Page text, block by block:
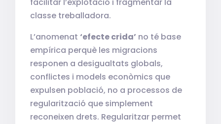
classe treballadora.
L’anomenat ‘efecte crida’ no té base
empírica perquè les migracions
responen a desigualtats globals,
conflictes i models econòmics que
expulsen població, no a processos de
regularització que simplement
reconeixen drets. Regularitzar permet